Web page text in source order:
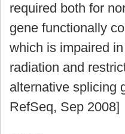
required both for
gene functionally
which is impaired
radiation and
alternative splicing
RefSeq, Sep 2008]